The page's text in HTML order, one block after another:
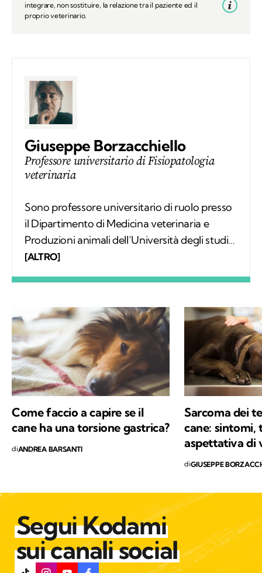
integrare, non sostituire, la relazione tra il paziente ed il
proprio veterinario.
Giuseppe Borzacchiello
Professore universitario di Fisiopatologia
veterinaria
Sono professore universitario di ruolo presso
il Dipartimento di Medicina veterinaria e
Produzioni animali dell’Università degli studi
di Napoli Federico II e titolare della cattedra di
di perfezionamento e master universitari.
Appassionato di animali e di cani in
particolare, mi occupo da oltre vent’anni di
ricerca scientifica nel campo della patologia
spontanea degli animali domestici e di
tematiche inerenti l’oncologia comparata.
[ALTRO]
Come faccio a capire se il
cane ha una torsione gastrica?
diANDREA BARSANTI
Sarcoma dei
cane:
aspettativa di
diGIUSEPPE
Segui Kodami
sui canali social